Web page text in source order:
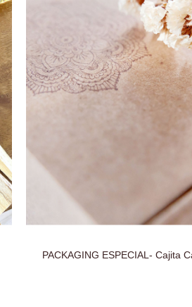
PACKAGING ESPECIAL- Cajita